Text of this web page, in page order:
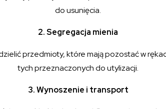
do usunięcia.
2. Segregacja mienia
przedmioty, które mają pozostać w
tych przeznaczonych do utylizacji.
3. Wynoszenie i transport